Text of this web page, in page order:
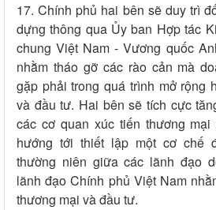
17. Chính phủ hai bên sẽ duy trì
dựng thông qua Ủy ban Hợp tác
chung Việt Nam - Vương quốc
nhằm tháo gỡ các rào cản mà
gặp phải trong quá trình mở rộng
và đầu tư. Hai bên sẽ tích cực
các cơ quan xúc tiến thương
hướng tới thiết lập một cơ chế
thường niên giữa các lãnh đạo
lãnh đạo Chính phủ Việt Nam
thương mại và đầu tư.